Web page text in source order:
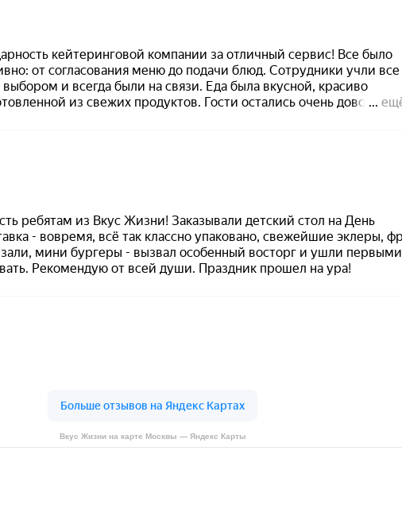
Вкус Жизни на карте Москвы — Яндекс Карты